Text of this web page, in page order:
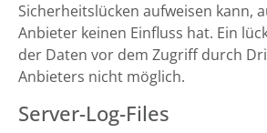
Sicherheitslücken aufweisen kann,
Anbieter keinen Einfluss hat. Ein
der Daten vor dem Zugriff durch
Anbieters nicht möglich.
Server-Log-Files